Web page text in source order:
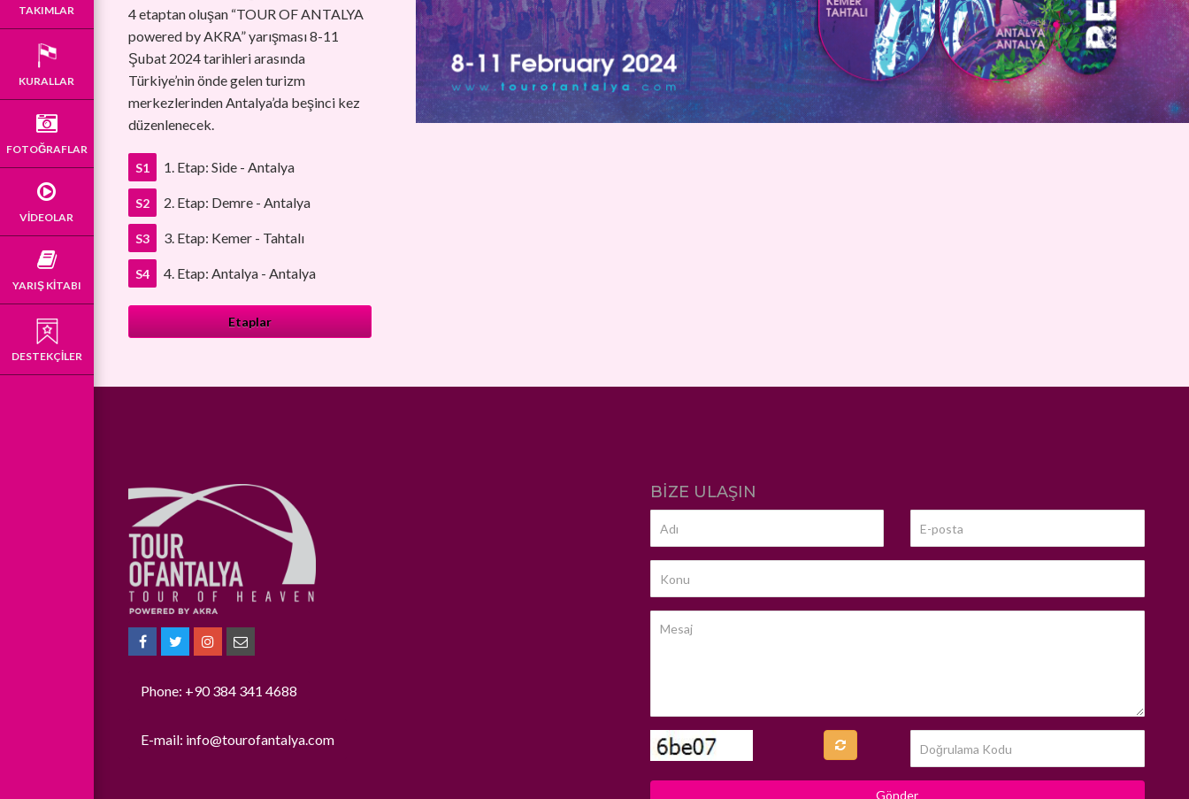
TAKIMLAR
KURALLAR
FOTOĞRAFLAR
VIDEOLAR
YARIŞ KITABI
DESTEKÇİLER
4 etaptan oluşan “TOUR OF ANTALYA
powered by AKRA” yarışması 8-11
Şubat 2024 tarihleri arasında
Türkiye’nin önde gelen turizm
merkezlerinden Antalya’da beşinci kez
düzenlenecek.
S1 1. Etap: Side - Antalya
S2 2. Etap: Demre - Antalya
S3 3. Etap: Kemer - Tahtalı
S4 4. Etap: Antalya - Antalya
Etaplar
Phone: +90 384 341 4688
E-mail: info@tourofantalya.com
BIZE ULAŞIN